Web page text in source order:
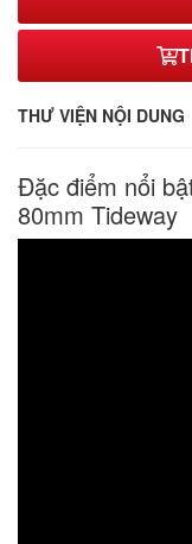
1/2*53*6
268,000₫
1/2*53*7
1/2*53*8
268,000₫
THƯ VIỆN NỘI DUNG
Đặc điểm nổi
80mm Tideway